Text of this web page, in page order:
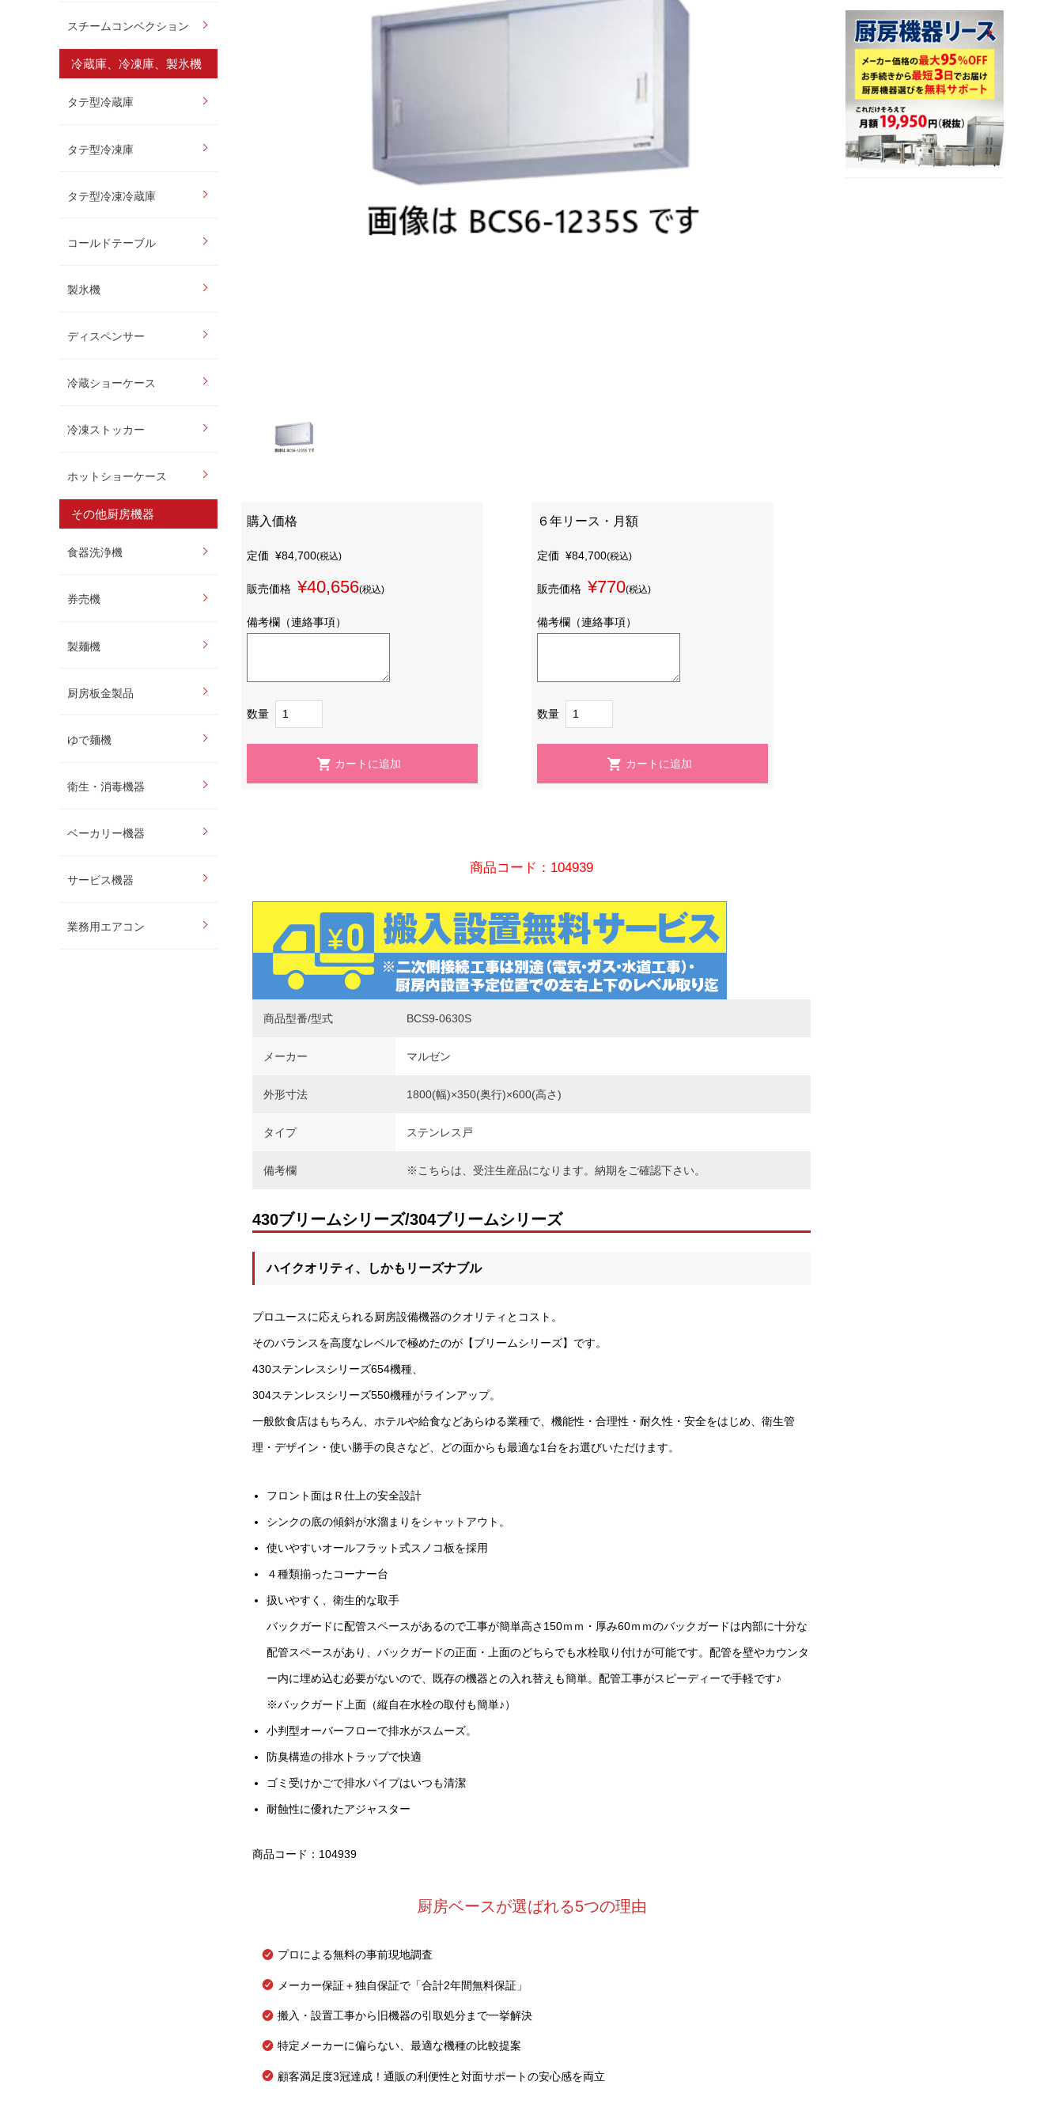
スチームコンベクション
冷蔵庫、冷凍庫、製氷機
タテ型冷蔵庫
タテ型冷凍庫
タテ型冷凍冷蔵庫
コールドテーブル
製氷機
ディスペンサー
冷蔵ショーケース
冷凍ストッカー
ホットショーケース
その他厨房機器
食器洗浄機
券売機
製麺機
厨房板金製品
ゆで麺機
衛生・消毒機器
ベーカリー機器
サービス機器
業務用エアコン
購入価格
定価 ¥84,700(税込)
販売価格 ¥40,656(税込)
備考欄（連絡事項）
数量
６年リース・月額
定価 ¥84,700(税込)
販売価格 ¥770(税込)
備考欄（連絡事項）
数量
商品コード：104939
商品型番/型式 BCS9-0630S
メーカー マルゼン
外形寸法 1800(幅)×350(奥行)×600(高さ)
タイプ ステンレス戸
備考欄 ※こちらは、受注生産品になります。納期をご確認下さい。
430ブリームシリーズ/304ブリームシリーズ
ハイクオリティ、しかもリーズナブル
プロユースに応えられる厨房設備機器のクオリティとコスト。
そのバランスを高度なレベルで極めたのが【ブリームシリーズ】です。
430ステンレスシリーズ654機種、
304ステンレスシリーズ550機種がラインアップ。
一般飲食店はもちろん、ホテルや給食などあらゆる業種で、機能性・合理性・耐久性・安全をはじめ、衛生管
理・デザイン・使い勝手の良さなど、どの面からも最適な1台をお選びいただけます。
フロント面はＲ仕上の安全設計
シンクの底の傾斜が水溜まりをシャットアウト。
使いやすいオールフラット式スノコ板を採用
４種類揃ったコーナー台
扱いやすく、衛生的な取手
バックガードに配管スペースがあるので工事が簡単高さ150ｍｍ・厚み60ｍｍのバックガードは内部に十分な
配管スペースがあり、バックガードの正面・上面のどちらでも水栓取り付けが可能です。配管を壁やカウンタ
ー内に埋め込む必要がないので、既存の機器との入れ替えも簡単。配管工事がスピーディーで手軽です♪
※バックガード上面（縦自在水栓の取付も簡単♪）
小判型オーバーフローで排水がスムーズ。
防臭構造の排水トラップで快適
ゴミ受けかごで排水パイプはいつも清潔
耐蝕性に優れたアジャスター
商品コード：104939
厨房ベースが選ばれる5つの理由
プロによる無料の事前現地調査
メーカー保証＋独自保証で「合計2年間無料保証」
搬入・設置工事から旧機器の引取処分まで一挙解決
特定メーカーに偏らない、最適な機種の比較提案
顧客満足度3冠達成！通販の利便性と対面サポートの安心感を両立